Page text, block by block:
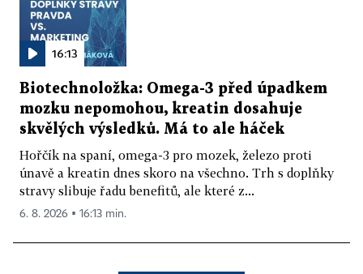
16:13
Biotechnoložka: Omega-3 před úpadkem
mozku nepomohou, kreatin dosahuje
skvělých výsledků. Má to ale háček
Hořčík na spaní, omega-3 pro mozek, železo proti
únavě a kreatin dnes skoro na všechno. Trh s doplňky
stravy slibuje řadu benefitů, ale které z...
6. 8. 2026 ▪ 16:13 min.